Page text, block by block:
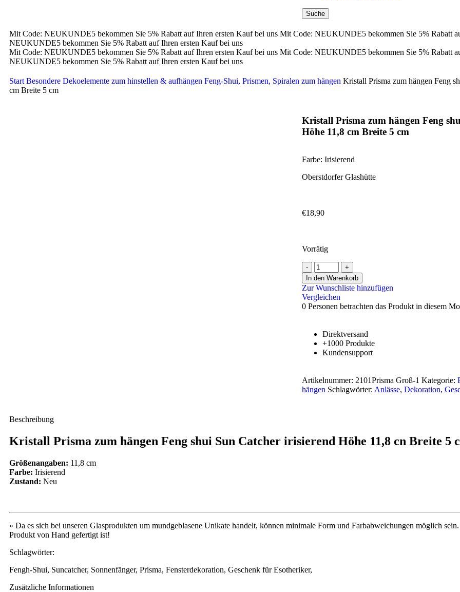
Suche
Mit Code: NEUKUNDE5 bekommen Sie 5% Rabatt auf Ihren ersten Kauf bei uns Mit Code: NEUKUNDE5 bekommen Sie 5% Rabatt
NEUKUNDE5 bekommen Sie 5% Rabatt auf Ihren ersten Kauf bei uns
Mit Code: NEUKUNDE5 bekommen Sie 5% Rabatt auf Ihren ersten Kauf bei uns Mit Code: NEUKUNDE5 bekommen Sie 5% Rabatt
NEUKUNDE5 bekommen Sie 5% Rabatt auf Ihren ersten Kauf bei uns
Start Besondere Dekoelemente zum hinstellen & aufhängen Feng-Shui, Prismen, Spiralen zum hängen Kristall Prisma zum hängen Feng
cm Breite 5 cm
Kristall Prisma zum hängen Feng
Höhe 11,8 cm Breite 5 cm
Farbe: Irisierend
Oberstdorfer Glashütte
€18,90
Vorrätig
In den Warenkorb
Zur Wunschliste hinzufügen
Vergleichen
0 Personen betrachten das Produkt in diesem
Direktversand
+1000 Produkte
Kundensupport
Artikelnummer: 2101Prisma Groß-1 Kategorie:
hängen Schlagwörter: Anlässe, Dekoration,
Beschreibung
Kristall Prisma zum hängen Feng shui Sun Catcher irisierend Höhe 11,8 cn Breite 5
Größenangaben: 11,8 cm
Farbe: Irisierend
Zustand: Neu
» Da es sich bei unseren Glasprodukten um mundgeblasene Unikate handelt, können minimale Form und Farbabweichungen möglich
Produkt von Hand gefertigt ist!
Schlagwörter:
Fengh-Shui, Suncatcher, Sonnenfänger, Prisma, Fensterdekoration, Geschenk für Esotheriker,
Zusätzliche Informationen